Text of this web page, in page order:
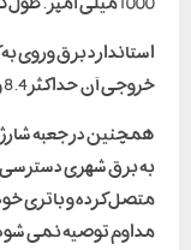
خروجی آن حداکثر 8.4 ولت با ظرفیت 1.6 آمپر .
همچنین در جعبه
به برق شهری دسترسی
متصل کرده و باتری
مداوم توصیه نمی